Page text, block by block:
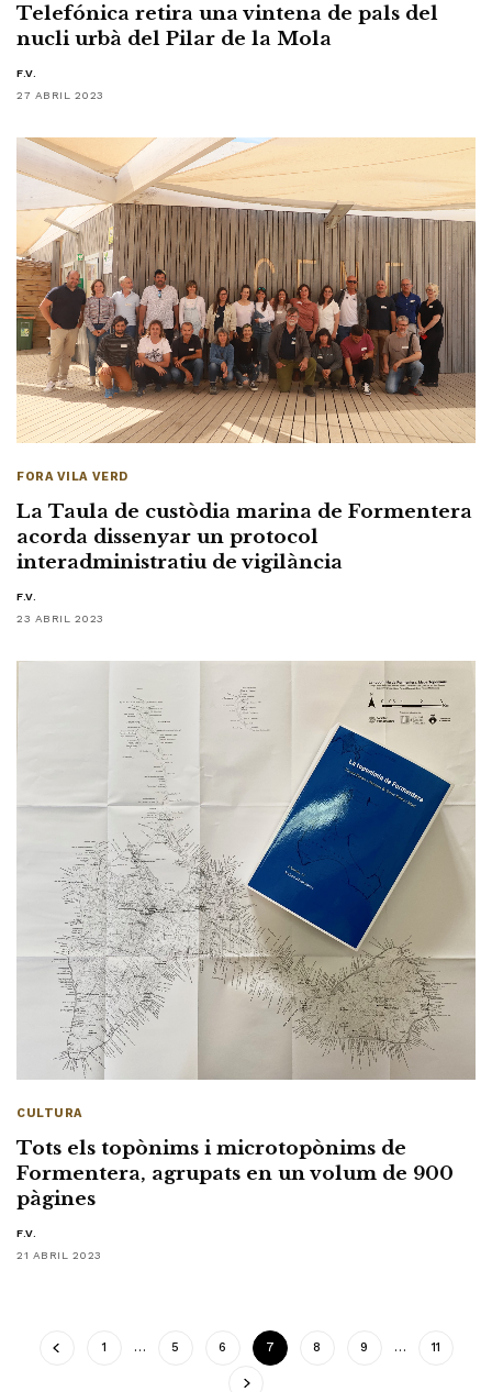
Telefónica retira una vintena de pals del
nucli urbà del Pilar de la Mola
F.V.
27 ABRIL 2023
FORA VILA VERD
La Taula de custòdia marina de Formentera
acorda dissenyar un protocol
interadministratiu de vigilància
F.V.
23 ABRIL 2023
CULTURA
Tots els topònims i microtopònims de
Formentera, agrupats en un volum de 900
pàgines
F.V.
21 ABRIL 2023
1 … 5 6 7 8 9 … 11